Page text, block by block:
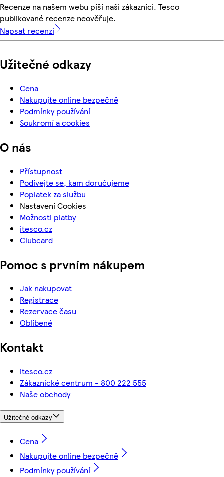
Recenze na našem webu píší naši zákazníci. Tesco
publikované recenze neověřuje.
Napsat recenzi
Užitečné odkazy
Cena
Nakupujte online bezpečně
Podmínky používání
Soukromí a cookies
O nás
Přístupnost
Podívejte se, kam doručujeme
Poplatek za službu
Nastavení Cookies
Možnosti platby
itesco.cz
Clubcard
Pomoc s prvním nákupem
Jak nakupovat
Registrace
Rezervace času
Oblíbené
Kontakt
itesco.cz
Zákaznické centrum - 800 222 555
Naše obchody
Užitečné odkazy
Cena
Nakupujte online bezpečně
Podmínky používání